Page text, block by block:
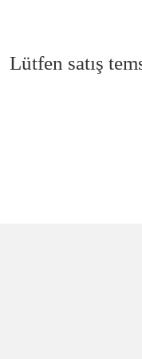
Lütfen satış